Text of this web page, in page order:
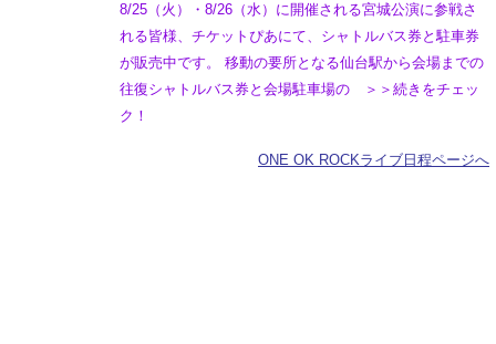
8/25（火）・8/26（水）に開催される宮城公演に参戦さ
れる皆様、チケットぴあにて、シャトルバス券と駐車券
が販売中です。 移動の要所となる仙台駅から会場までの
往復シャトルバス券と会場駐車場の ＞＞続きをチェッ
ク！
ONE OK ROCKライブ日程ページへ